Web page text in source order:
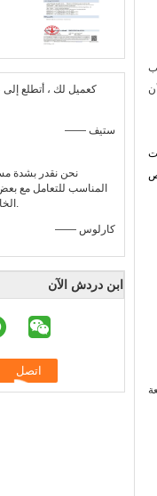
كعميل لك ، أتطلع إلى
—— ستيف
نحن نقدر بشدة
المناسب للتعامل مع
الخاصة بالطلب الأخير.
—— كارلوس
ابن دردش الآن